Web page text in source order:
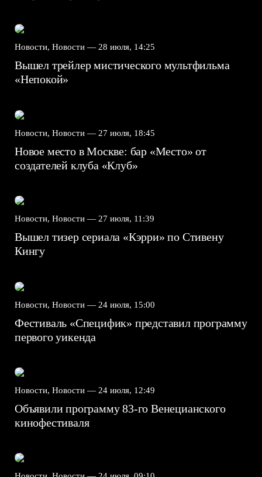
Новости, Новости — 28 июля, 14:25
Вышел трейлер мистического мультфильма
«Непокой»
Новости, Новости — 27 июля, 18:45
Новое место в Москве: бар «Место» от
создателей клуба «Клуб»
Новости, Новости — 27 июля, 11:39
Вышел тизер сериала «Кэрри» по Стивену
Кингу
Новости, Новости — 24 июля, 15:00
Фестиваль «Специфик» представил программу
первого уикенда
Новости, Новости — 24 июля, 12:49
Объявили программу 83-го Венецианского
кинофестиваля